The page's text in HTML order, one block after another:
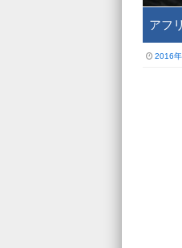
アフ
2016